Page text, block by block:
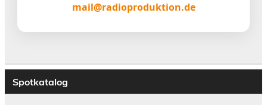
mail@radioproduktion.de
Spotkatalog